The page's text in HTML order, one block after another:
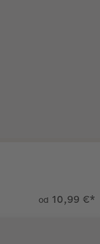
od 10,99 €*